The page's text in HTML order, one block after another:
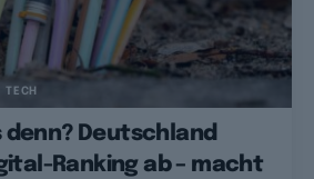
TECH
denn? Deutschland
Ranking ab – macht